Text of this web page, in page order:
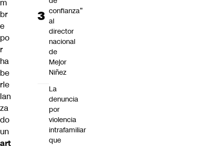
m
br
e
po
r
ha
be
rle
lan
za
do
un
art
confianza”
al
director
nacional
de
Mejor
Niñez
La
denuncia
por
violencia
intrafamiliar
que